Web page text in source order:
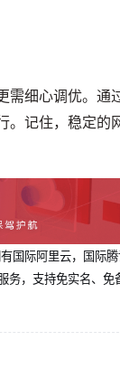
需细心调优。通
。记住，稳定的
国际阿里云，国际
务，支持免实名、免